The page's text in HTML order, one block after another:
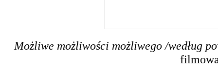
Możliwe możliwości możliwego /według